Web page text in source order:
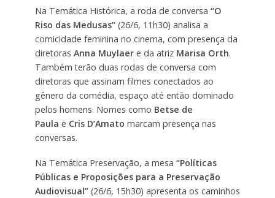
Na Temática Histórica, a roda de conversa “O
Riso das Medusas”(26/6, 11h30) analisa a
comicidade feminina no cinema, com presença da
diretoras Anna Muylaer e da atrizMarisa Orth.
Também terão duas rodas de conversa com
diretoras que assinam filmes conectados ao
gênero da comédia, espaço até então dominado
pelos homens. Nomes como Betse de
Paula e Cris D’Amato marcam presença nas
conversas.
Na Temática Preservação, a mesa “Políticas
Públicas e Proposições para a Preservação
Audiovisual”(26/6, 15h30) apresenta os caminhos